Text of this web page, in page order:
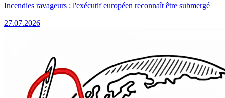
Incendies ravageurs : l'exécutif européen reconnaît être submergé
27.07.2026